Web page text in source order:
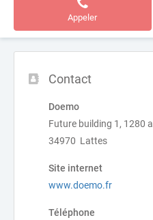
Appeler
Contact
Doemo
Future building 1, 1280
34970 Lattes
Site internet
www.doemo.fr
Téléphone